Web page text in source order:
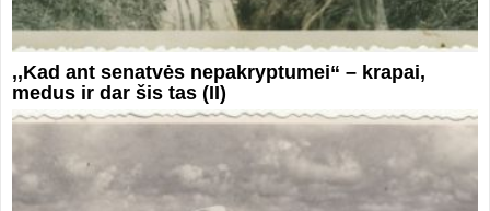
,,Kad ant senatvės nepakryptumei“ – krapai,
medus ir dar šis tas (II)